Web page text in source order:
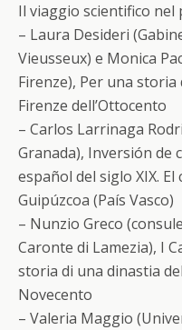
Il viaggio scientifico
– Laura Desideri
Vieusseux) e Monica
Firenze), Per una
Firenze dell’Ottocento
– Carlos Larrinaga
Granada), Inversión de
español del siglo XIX.
Guipúzcoa (País Vasco)
– Nunzio Greco
Caronte di Lamezia), I
storia di una dinastia
Novecento
– Valeria Maggio